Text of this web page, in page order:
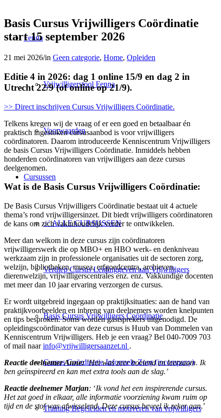
Fenna
Vrijwilligerstool Fenna
Voorwaarden
Cursussen
✅ ALLE CURSUSSEN
Verdiep Cursus Leidinggeven aan Vrijwilligers
Basis Cursus Vrijwilligers Coördinatie
Cursus Coördinatie Informele Zorg (incompany)
Training Begeleiden en motiveren van vrijwilligers
Basis Cursus Vrijwilligers Coördinatie
start 15 september 2026
21 mei 2026/in Geen categorie, Home, Opleiden
Editie 4 in 2026: dag 1 online 15/9 en dag 2 in
Utrecht 22/9 (of online op 21/9).
>> Direct inschrijven Cursus Vrijwilligers Coördinatie.
Telkens kregen wij de vraag of er een goed en betaalbaar én
praktisch ingestoken cursusaanbod is voor vrijwilligers
coördinatoren. Daarom introduceerde Kenniscentrum Vrijwilligers
de basis Cursus Vrijwilligers Coördinatie. Inmiddels hebben
honderden coördinatoren van vrijwilligers aan deze cursus
deelgenomen.
Wat is de Basis Cursus Vrijwilligers Coördinatie:
De Basis Cursus Vrijwilligers Coördinatie bestaat uit 4 actuele
thema’s rond vrijwilligersinzet. Dit biedt vrijwilligers coördinatoren
de kans om zich vakinhoudelijk verder te ontwikkelen.
Meer dan welkom in deze cursus zijn coördinatoren
vrijwilligerswerk die op MBO+ en HBO werk- en denkniveau
werkzaam zijn in professionele organisaties uit de sectoren zorg,
welzijn, bibliotheken, musea, erfgoedcentra, archieven,
dierenwelzijn, vrijwilligerscentrales enz. enz. Vakkundige docenten
met meer dan 10 jaar ervaring verzorgen de cursus.
Er wordt uitgebreid ingegaan op praktijksituaties: aan de hand van
praktijkvoorbeelden en inbreng van deelnemers worden knelpunten
en tips besproken. Soms worden gastsprekers uitgenodigd. De
opleidingscoördinator van deze cursus is Huub van Dommelen van
Kenniscentrum Vrijwilligers. Heb je een vraag? Bel 040-7009 703
of mail naarinfo@vrijwilligersaanzet.nl .
Reactie deelnemer Anne:‘Het was zeer boeiend en leerzaam. Ik
ben geïnspireerd en kan met extra tools aan de slag.’
Reactie deelnemer Marjan: ‘Ik vond het een inspirerende cursus.
Het zat goed in elkaar, alle informatie voorziening kwam ruim op
tijd en de stof was afwisselend. Deze cursus beveel ik zeker aan.’